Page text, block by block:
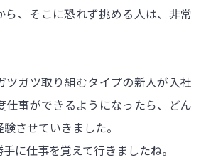
ら、そこに恐れず挑める人は、非常
ツガツ取り組むタイプの新人が入社
仕事ができるようになったら、どん
させていきました。
に仕事を覚えて行きましたね。